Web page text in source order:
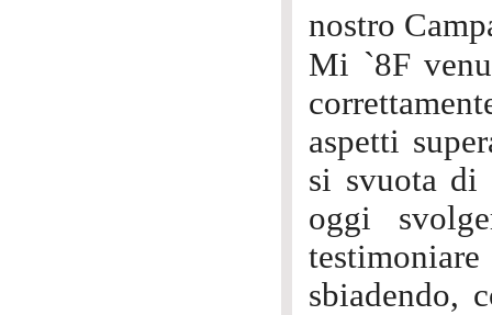
nostro
Mi `8F
aspetti
si svuota
oggi
sbiadendo,